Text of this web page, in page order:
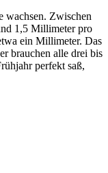
wachsen. Zwischen
1,5 Millimeter pro
ein Millimeter. Das
brauchen alle drei bis
perfekt saß,